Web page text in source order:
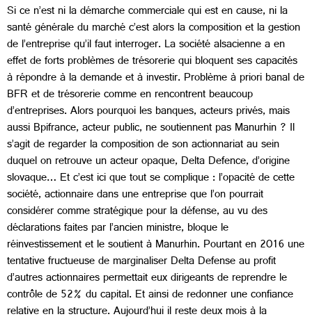
Si ce n’est ni la démarche commerciale qui est en cause, ni la
santé générale du marché c’est alors la composition et la gestion
de l’entreprise qu’il faut interroger. La société alsacienne a en
effet de forts problèmes de trésorerie qui bloquent ses capacités
à répondre à la demande et à investir. Problème à priori banal de
BFR et de trésorerie comme en rencontrent beaucoup
d’entreprises. Alors pourquoi les banques, acteurs privés, mais
aussi Bpifrance, acteur public, ne soutiennent pas Manurhin ? Il
s’agit de regarder la composition de son actionnariat au sein
duquel on retrouve un acteur opaque, Delta Defence, d’origine
slovaque… Et c’est ici que tout se complique : l’opacité de cette
société, actionnaire dans une entreprise que l’on pourrait
considérer comme stratégique pour la défense, au vu des
déclarations faites par l’ancien ministre, bloque le
réinvestissement et le soutient à Manurhin. Pourtant en 2016 une
tentative fructueuse de marginaliser Delta Defense au profit
d’autres actionnaires permettait eux dirigeants de reprendre le
contrôle de 52% du capital. Et ainsi de redonner une confiance
relative en la structure. Aujourd’hui il reste deux mois à la